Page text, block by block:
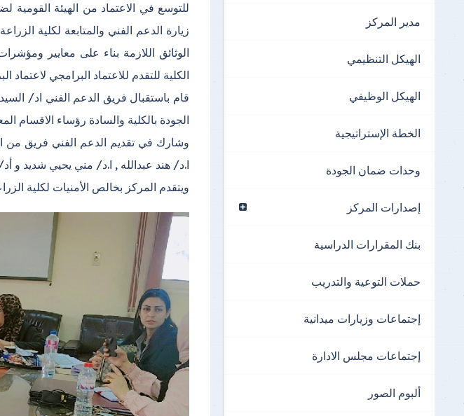
زيارة الدعم الفني والمتابعة لكلية
الكلية للتقدم للاعتماد البرامجي
قام باستقبال فريق الدعم الفني اد/
الجودة بالكلية والسادة رؤساء الاقسام
وشارك في تقديم الدعم الفني فريق من
ا.د/ هند عبدالله , ا.د/ مني يحيي شديد و
ويتقدم المركز بخالص الأمنيات لكلية
مدير المركز
الهيكل التنظيمي
الهيكل الوظيفي
الخطة الإستراتيجية
وحدات ضمان الجودة
إصدارات المركز
بنك المقرارات الدراسية
حملات التوعية والتدريب
إجتماعات وزيارات ميدانية
إجتماعات مجلس الادارة
ألبوم الصور